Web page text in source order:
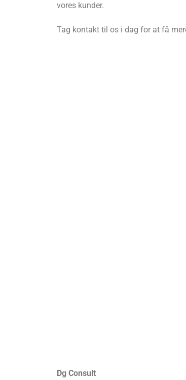
vores kunder.
Tag kontakt til os i dag for at få
Dg Consult